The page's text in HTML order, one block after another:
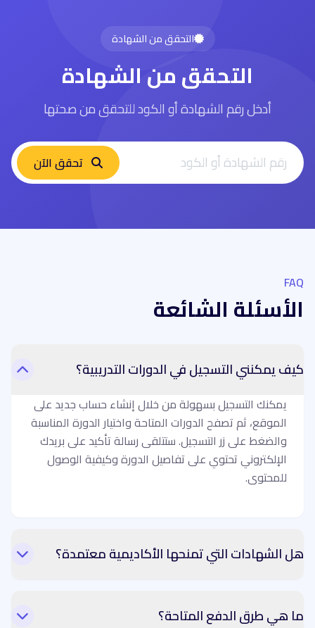
التحقق من الشهادة
التحقق من الشهادة
أدخل رقم الشهادة أو الكود للتحقق من صحتها
FAQ
الأسئلة الشائعة
كيف يمكنني التسجيل في الدورات التدريبية؟
يمكنك التسجيل بسهولة من خلال إنشاء حساب جديد على
الموقع، ثم تصفح الدورات المتاحة واختيار الدورة المناسبة
والضغط على زر التسجيل. ستتلقى رسالة تأكيد على بريدك
الإلكتروني تحتوي على تفاصيل الدورة وكيفية الوصول
للمحتوى.
هل الشهادات التي تمنحها الأكاديمية معتمدة؟
ما هي طرق الدفع المتاحة؟